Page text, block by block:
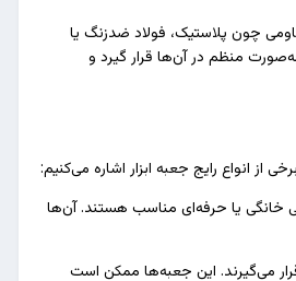
چون پلاستیک، فولاد ضدزنگ یا
منظم در آن‌ها قرار گیرد و
از انواع رایج جعبه ابزار اشاره می‌کنیم:
خانگی یا حرفه‌ای مناسب هستند. آن‌ها
می‌گیرند. این جعبه‌ها ممکن است